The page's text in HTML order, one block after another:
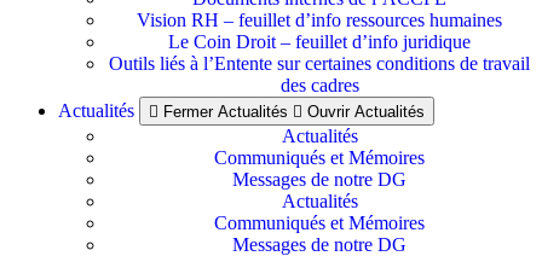
Vision RH – feuillet d’info ressources humaines
Le Coin Droit – feuillet d’info juridique
Outils liés à l’Entente sur certaines conditions de travail
des cadres
Actualités
Fermer Actualités Ouvrir Actualités
Actualités
Communiqués et Mémoires
Messages de notre DG
Actualités
Communiqués et Mémoires
Messages de notre DG